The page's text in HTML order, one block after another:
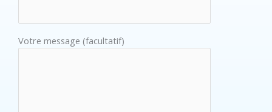
Votre message (facultatif)